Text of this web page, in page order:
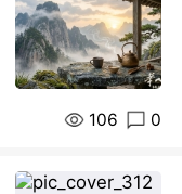
106 0